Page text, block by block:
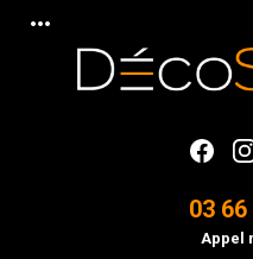
more_horiz
03
Appel